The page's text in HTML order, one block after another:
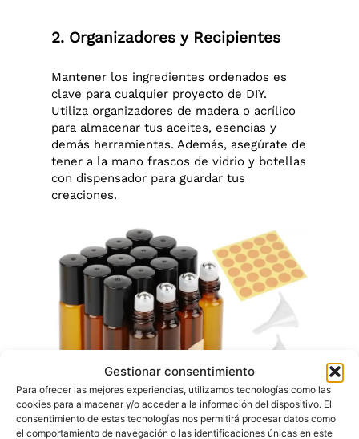
Gestionar consentimiento
Para ofrecer las mejores experiencias, utilizamos tecnologías como las
cookies para almacenar y/o acceder a la información del dispositivo. El
consentimiento de estas tecnologías nos permitirá procesar datos como
el comportamiento de navegación o las identificaciones únicas en este
2. Organizadores y Recipientes
Mantener los ingredientes ordenados es
clave para cualquier proyecto de DIY.
Utiliza organizadores de madera o acrílico
para almacenar tus aceites, esencias y
demás herramientas. Además, asegúrate de
tener a la mano frascos de vidrio y botellas
con dispensador para guardar tus
creaciones.